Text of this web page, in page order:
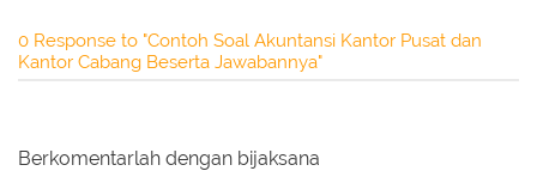
0 Response to "Contoh Soal Akuntansi Kantor Pusat dan
Kantor Cabang Beserta Jawabannya"
Berkomentarlah dengan bijaksana